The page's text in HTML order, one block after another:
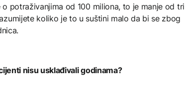
potraživanjima od 100 miliona, to je manje od tri
koliko je to u suštini malo da bi se zbog
nisu usklađivali godinama?